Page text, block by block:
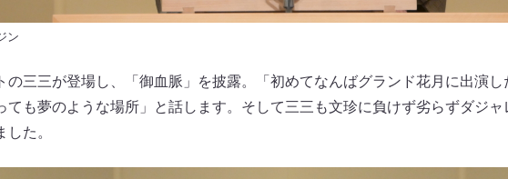
ン
の三三が登場し、「御血脈」を披露。「初めてなんばグランド花月に出演
ても夢のような場所」と話します。そして三三も文珍に負けず劣らずダジ
た。